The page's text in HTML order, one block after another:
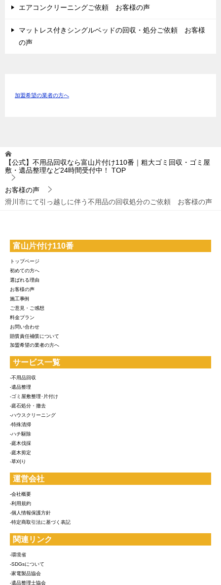
エアコンクリーニングご依頼 お客様の声
マットレス付きシングルベッドの回収・処分ご依頼 お客様
の声
加盟希望の業者の方へ
【公式】不用品回収なら富山片付け110番｜粗大ゴミ回収・ゴミ屋
敷・遺品整理など24時間受付中！
TOP
お客様の声
滑川市にて引っ越しに伴う不用品の回収処分のご依頼 お客様の声
富山片付け110番
トップページ
初めての方へ
選ばれる理由
お客様の声
施工事例
ご意見・ご感想
料金プラン
お問い合わせ
賠償責任補償について
加盟希望の業者の方へ
サービス一覧
-不用品回収
-遺品整理
-ゴミ屋敷整理･片付け
-庭石処分・撤去
-ハウスクリーニング
-特殊清掃
-ハチ駆除
-庭木伐採
-庭木剪定
-草刈り
運営会社
-会社概要
-利用規約
-個人情報保護方針
-特定商取引法に基づく表記
関連リンク
-環境省
-SDGsについて
-家電製品協会
-遺品整理士協会